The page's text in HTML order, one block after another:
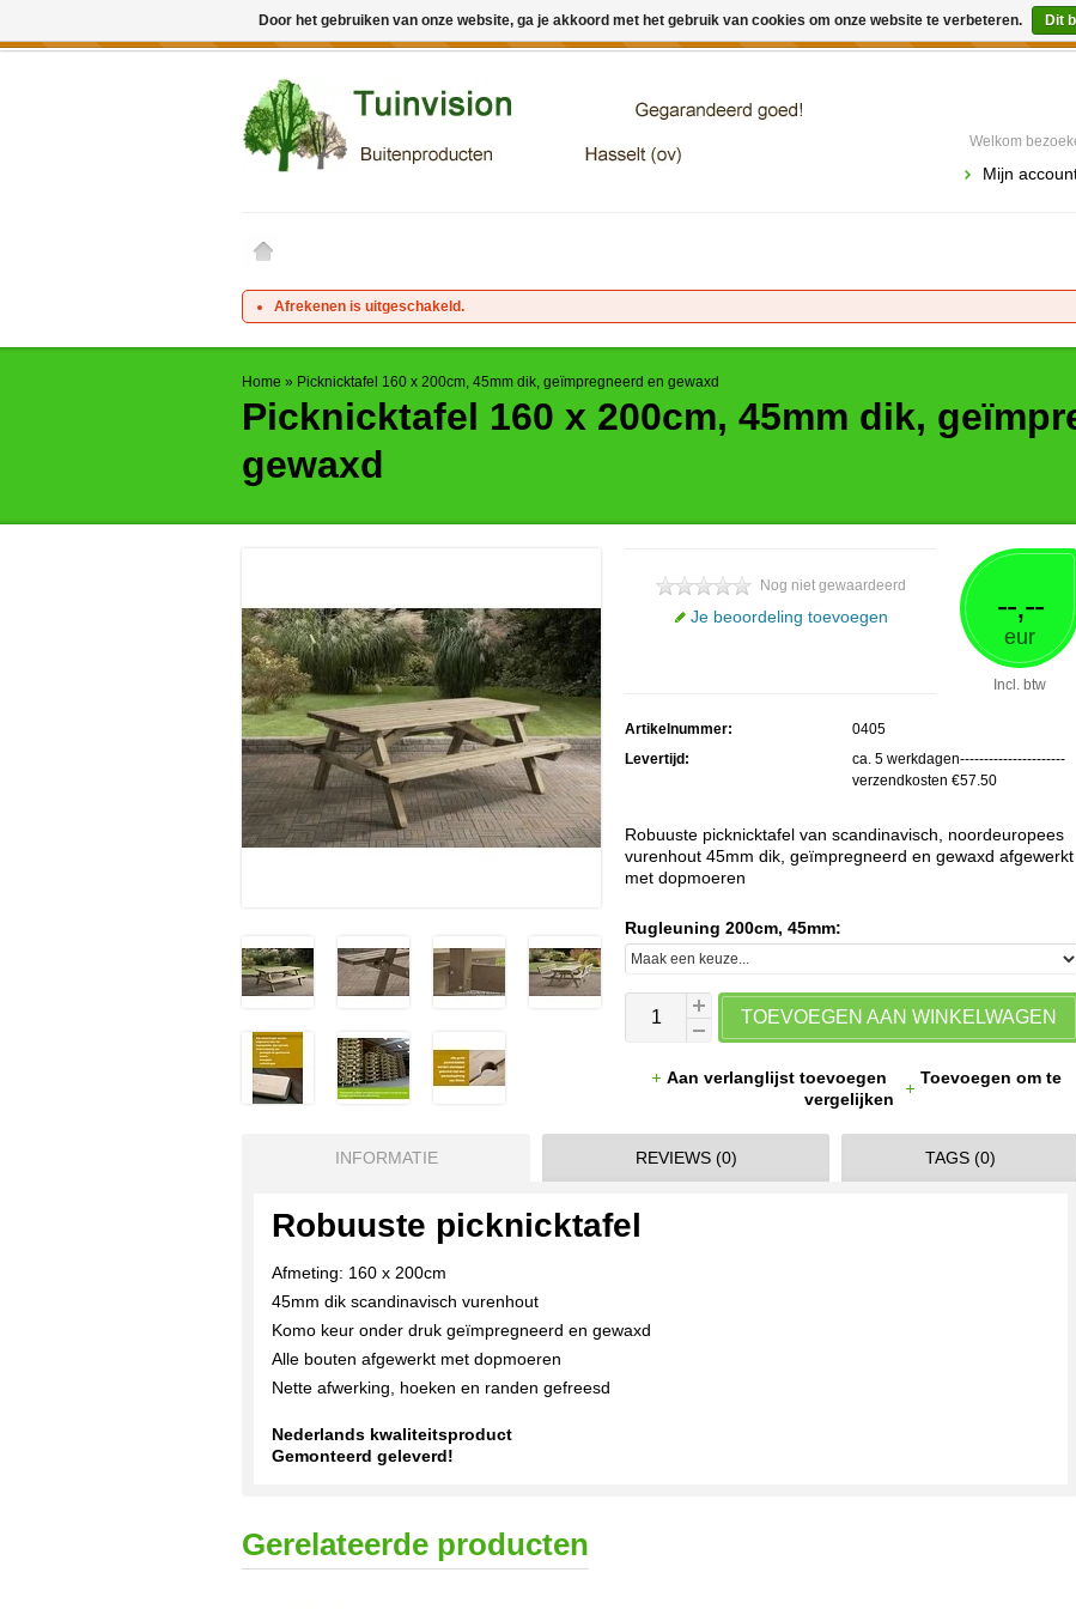
Welkom
Mijn
Afrekenen is uitgeschakeld.
Home » Picknicktafel 160 x 200cm, 45mm dik, geïmpregneerd en gewaxd
Picknicktafel 160 x 200cm, 45mm dik,
gewaxd
--,--
eur
Incl. btw
Nog niet gewaardeerd
Je beoordeling toevoegen
Artikelnummer:
0405
Levertijd:
ca. 5 werkdagen----------------------
verzendkosten €57.50
Robuuste picknicktafel van scandinavisch, noordeuropees
vurenhout 45mm dik, geïmpregneerd en gewaxd afgewerkt
met dopmoeren
Rugleuning 200cm, 45mm:
TOEVOEGEN AAN WINKELWAGEN
Aan verlanglijst toevoegen
Toevoegen om te
vergelijken
INFORMATIE REVIEWS (0) TAGS (0)
Robuuste picknicktafel
Afmeting: 160 x 200cm
45mm dik scandinavisch vurenhout
Komo keur onder druk geïmpregneerd en gewaxd
Alle bouten afgewerkt met dopmoeren
Nette afwerking, hoeken en randen gefreesd
Nederlands kwaliteitsproduct
Gemonteerd geleverd!
Gerelateerde producten
Door het gebruiken van onze website, ga je akkoord met het gebruik van cookies om onze website te verbeteren. Dit
← Keer terug naar de backofficeDeze winkel is in aanbouw. Eventueel geplaatste orders zullen niet